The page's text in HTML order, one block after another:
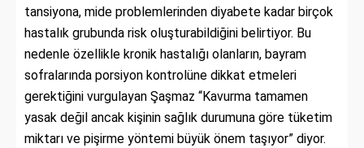
tansiyona, mide problemlerinden diyabete kadar birçok
hastalık grubunda risk oluşturabildiğini belirtiyor. Bu
nedenle özellikle kronik hastalığı olanların, bayram
sofralarında porsiyon kontrolüne dikkat etmeleri
gerektiğini vurgulayan Şaşmaz “Kavurma tamamen
yasak değil ancak kişinin sağlık durumuna göre tüketim
miktarı ve pişirme yöntemi büyük önem taşıyor” diyor.